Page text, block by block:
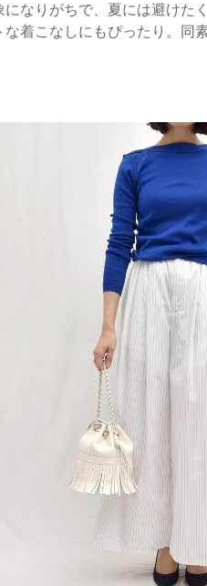
なりがちで、夏には避けた
着こなしにもぴったり。同